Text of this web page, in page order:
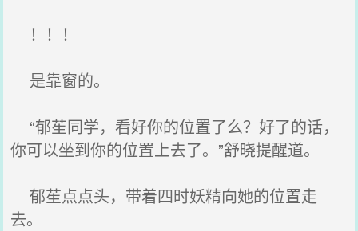
！！！
是靠窗的。
“郁苼同学，看好你的位置了么？好了的话，
你可以坐到你的位置上去了。”舒晓提醒道。
郁苼点点头，带着四时妖精向她的位置走
去。